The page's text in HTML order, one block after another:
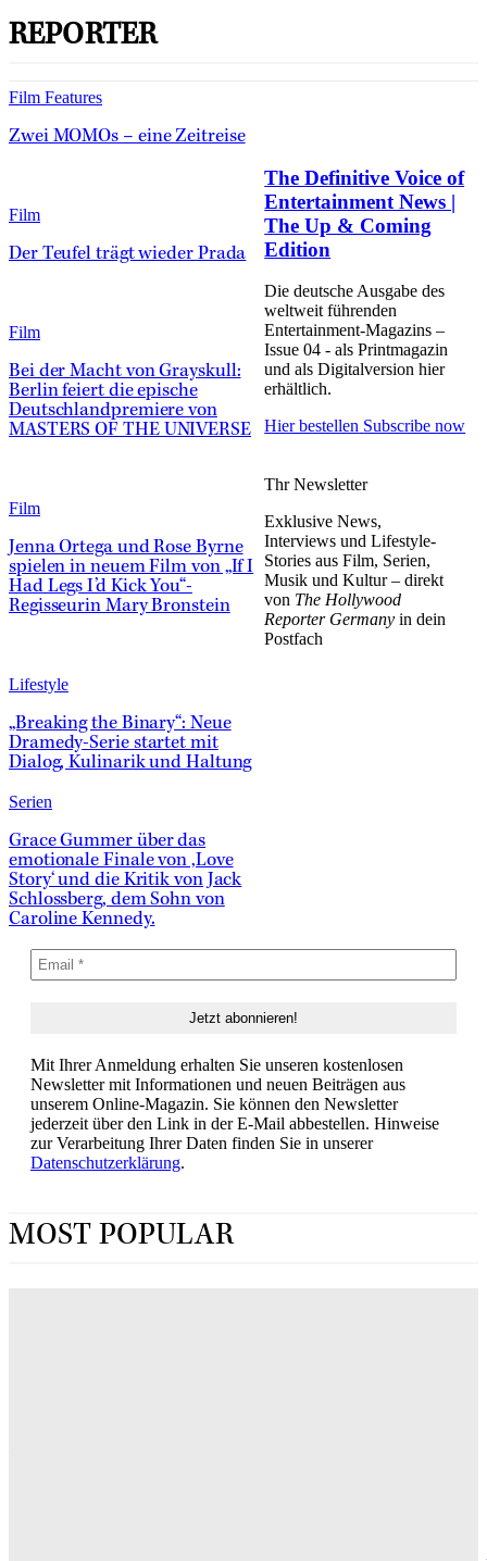
REPORTER
Film Features
Zwei MOMOs – eine Zeitreise
Film
Der Teufel trägt wieder Prada
Film
Bei der Macht von Grayskull:
Berlin feiert die epische
Deutschlandpremiere von
MASTERS OF THE UNIVERSE
Film
Jenna Ortega und Rose Byrne
spielen in neuem Film von „If I
Had Legs I’d Kick You“-
Regisseurin Mary Bronstein
Lifestyle
„Breaking the Binary“: Neue
Dramedy-Serie startet mit
Dialog, Kulinarik und Haltung
Serien
Grace Gummer über das
emotionale Finale von ‚Love
Story‘ und die Kritik von Jack
Schlossberg, dem Sohn von
Caroline Kennedy.
The Definitive Voice of
Entertainment News |
The Up & Coming
Edition
Die deutsche Ausgabe des
weltweit führenden
Entertainment-Magazins –
Issue 04 - als Printmagazin
und als Digitalversion hier
erhältlich.
Hier bestellen Subscribe now
Thr Newsletter
Exklusive News,
Interviews und Lifestyle-
Stories aus Film, Serien,
Musik und Kultur – direkt
von The Hollywood
Reporter Germany in dein
Postfach
Mit Ihrer Anmeldung erhalten Sie unseren kostenlosen
Newsletter mit Informationen und neuen Beiträgen aus
unserem Online-Magazin. Sie können den Newsletter
jederzeit über den Link in der E-Mail abbestellen. Hinweise
zur Verarbeitung Ihrer Daten finden Sie in unserer
Datenschutzerklärung.
MOST POPULAR